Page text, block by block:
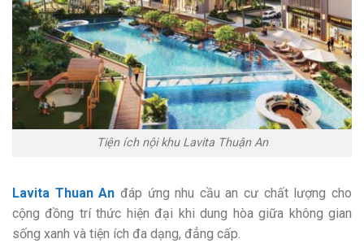
Tiện ích nội khu Lavita Thuận An
Lavita Thuan An đáp ứng nhu cầu an cư chất lượng cho
cộng đồng trí thức hiện đại khi dung hòa giữa không gian
sống xanh và tiện ích đa dạng, đẳng cấp.